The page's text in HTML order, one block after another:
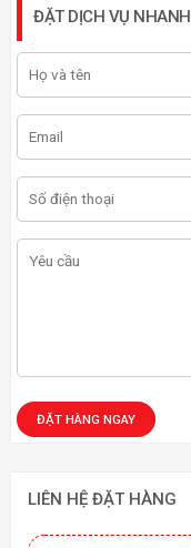
ĐẶT DỊCH VỤ NHANH
LIÊN HỆ ĐẶT HÀNG